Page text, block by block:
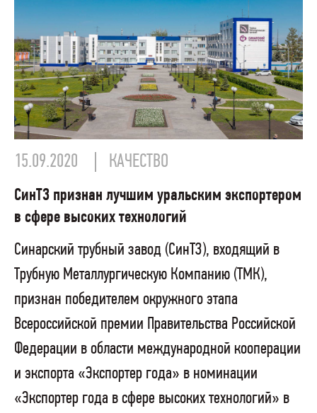
15.09.2020 КАЧЕСТВО
СинТЗ признан лучшим уральским экспортером
в сфере высоких технологий
Синарский трубный завод (СинТЗ), входящий в
Трубную Металлургическую Компанию (ТМК),
признан победителем окружного этапа
Всероссийской премии Правительства Российской
Федерации в области международной кооперации
и экспорта «Экспортер года» в номинации
«Экспортер года в сфере высоких технологий» в